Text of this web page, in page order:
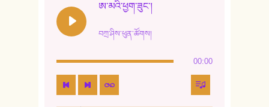
ཨ་མའི་ཕྱག་ཟུང་།
བཀྲ་ཤིས་ཕུན་ཚོགས།
00:00